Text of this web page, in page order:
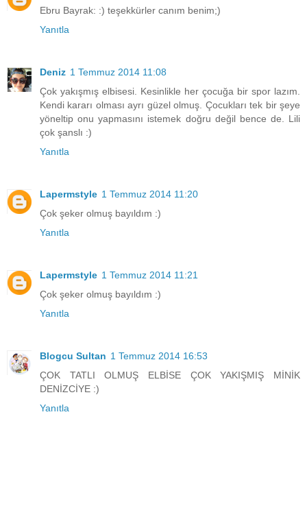
Ebru Bayrak: :) teşekkürler canım benim;)
Yanıtla
Deniz 1 Temmuz 2014 11:08
Çok yakışmış elbisesi. Kesinlikle her çocuğa bir spor lazım.
Kendi kararı olması ayrı güzel olmuş. Çocukları tek bir şeye
yöneltip onu yapmasını istemek doğru değil bence de. Lili
çok şanslı :)
Yanıtla
Lapermstyle 1 Temmuz 2014 11:20
Çok şeker olmuş bayıldım :)
Yanıtla
Lapermstyle 1 Temmuz 2014 11:21
Çok şeker olmuş bayıldım :)
Yanıtla
Blogcu Sultan 1 Temmuz 2014 16:53
ÇOK TATLI OLMUŞ ELBİSE ÇOK YAKIŞMIŞ MİNİK
DENİZCİYE :)
Yanıtla